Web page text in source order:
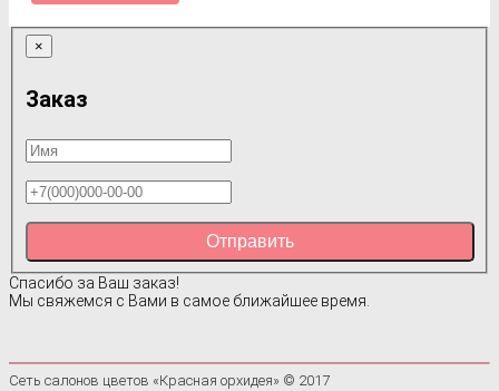
×
Заказ
Отправить
Спасибо за Ваш заказ!
Мы свяжемся с Вами в самое ближайшее время.
Сеть салонов цветов «Красная орхидея» © 2017